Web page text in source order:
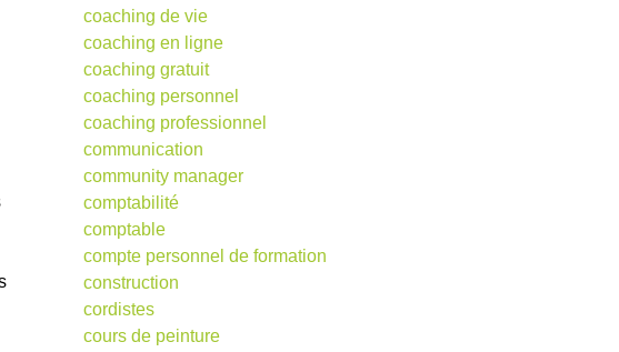
coaching de vie
coaching en ligne
coaching gratuit
coaching personnel
coaching professionnel
communication
community manager
comptabilité
comptable
compte personnel de formation
construction
cordistes
cours de peinture